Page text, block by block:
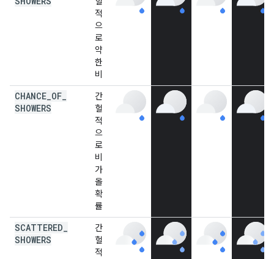
적
으
로
약
한
비
CHANCE OF
SHOWERS
간
헐
적
으
로
비
가
올
확
률
SCATTERED
SHOWERS
간
헐
적